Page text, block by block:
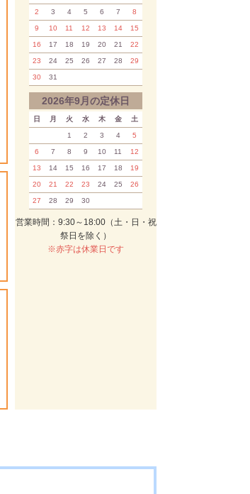
2 3 4 5 6 7 8
9 10 11 12 13 14 15
16 17 18 19 20 21 22
23 24 25 26 27 28 29
30 31
2026年9月の定休日
日 月 火 水 木 金 土
1 2 3 4 5
6 7 8 9 10 11 12
13 14 15 16 17 18 19
20 21 22 23 24 25 26
27 28 29 30
営業時間：9:30～18:00（土・日・祝
祭日を除く）
※赤字は休業日です